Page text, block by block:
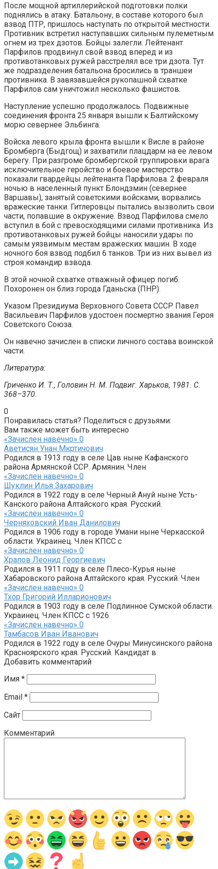
После мощной артиллерийской подготовки полки
поднялись в атаку. Батальону, в составе которого был
взвод ПТР, пришлось наступать по открытой местности.
Противник встретил наступавших сильным пулеметным
огнем из трех дзотов. Бойцы залегли. Лейтенант
Парфилов продвинул свой взвод вперед и из
противотанковых ружей расстрелял все три дзота. Тут
же подразделения батальона бросились в траншеи
противника. В завязавшейся рукопашной схватке
Парфилов сам уничтожил несколько фашистов.
Наступление успешно продолжалось. Подвижные
соединения фронта 25 января вышли к Балтийскому
морю севернее Эльбинга.
Войска левого крыла фронта вышли к Висле в районе
Бромберга (Быдгощ) и захватили плацдарм на ее левом
берегу. При разгроме бромбергской группировки врага
исключительное геройство и боевое мастерство
показали гвардейцы лейтенанта Парфилова. 2 февраля
ночью в населенный пункт Блондзмин (севернее
Варшавы), занятый советскими войсками, ворвались
вражеские танки. Гитлеровцы пытались вызволить свои
части, попавшие в окружение. Взвод Парфилова смело
вступил в бой с превосходящими силами противника. Из
противотанковых ружей бойцы наносили удары по
самым уязвимым местам вражеских машин. В ходе
ночного боя взвод подбил 6 танков. Три из них вывел из
строя командир взвода.
В этой ночной схватке отважный офицер погиб.
Похоронен он близ города Гданьска (ПНР).
Указом Президиума Верховного Совета СССР Павел
Васильевич Парфилов удостоен посмертно звания Героя
Советского Союза.
Он навечно зачислен в списки личного состава воинской
части.
Литература:
Гриченко И. Т., Головин Н. М. Подвиг. Харьков, 1981. С.
368–370.
0
Понравилась статья? Поделиться с друзьями:
Вам также может быть интересно
«Зачислен навечно» 0
Аветисян Унан Мкртичович
Родился в 1913 году в селе Цав ныне Кафанского
района Армянской ССР. Армянин. Член
«Зачислен навечно» 0
Шуклин Илья Захарович
Родился в 1922 году в селе Черный Ануй ныне Усть-
Канского района Алтайского края. Русский.
«Зачислен навечно» 0
Черняховский Иван Данилович
Родился в 1906 году в городе Умани ныне Черкасской
области. Украинец. Член КПСС с
«Зачислен навечно» 0
Храпов Леонид Георгиевич
Родился в 1911 году в селе Плесо-Курья ныне
Хабаровского района Алтайского края. Русский. Член
«Зачислен навечно» 0
Тхор Григорий Илларионович
Родился в 1903 году в селе Подлинное Сумской области.
Украинец. Член КПСС с 1926
«Зачислен навечно» 0
Тамбасов Иван Иванович
Родился в 1922 году в селе Очуры Минусинского района
Красноярского края. Русский. Кандидат в
Добавить комментарий
Имя *
Email *
Сайт
Комментарий